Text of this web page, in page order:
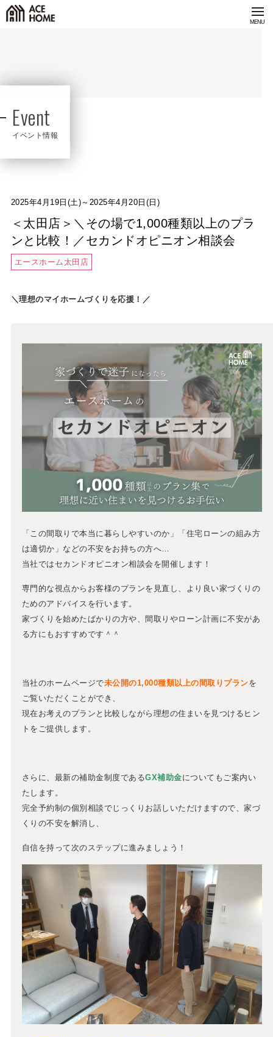
Event
イベント情報
2025年4月19日(土)～2025年4月20日(日)
＜太田店＞＼その場で1,000種類以上のプラ
ンと比較！／セカンドオピニオン相談会
エースホーム太田店
＼理想のマイホームづくりを応援！／
「この間取りで本当に暮らしやすいのか」「住宅ローンの組み方
は適切か」などの不安をお持ちの方へ…
当社ではセカンドオピニオン相談会を開催します！
専門的な視点からお客様のプランを見直し、より良い家づくりの
ためのアドバイスを行います。
家づくりを始めたばかりの方や、間取りやローン計画に不安があ
る方にもおすすめです＾＾
当社のホームページで未公開の1,000種類以上の間取りプランを
ご覧いただくことができ、
現在お考えのプランと比較しながら理想の住まいを見つけるヒン
トをご提供します。
さらに、最新の補助金制度であるGX補助金についてもご案内い
たします。
完全予約制の個別相談でじっくりお話しいただけますので、家づ
くりの不安を解消し、
自信を持って次のステップに進みましょう！